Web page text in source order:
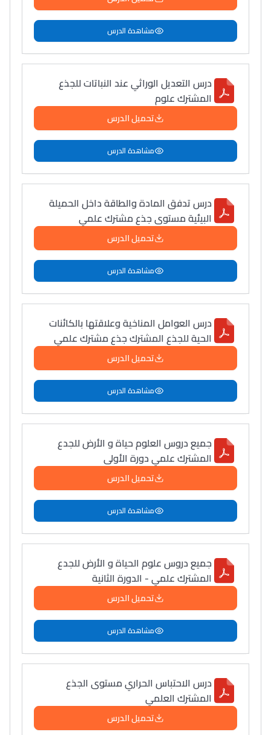
سامورا
بطلة المغرب فالقفز
الطولي، ملاك البردع
كتحكي على تجربتها
فالرّياضة و الدّراسة
مشاهدة الدرس
درس التعديل الوراثي عند النباتات للجذع
المشترك علوم
تحميل الدرس
مشاهدة الدرس
درس تدفق المادة والطاقة داخل الحميلة
البيئية مستوى جذع مشترك علمي
تحميل الدرس
مشاهدة الدرس
درس العوامل المناخية وعلاقتها بالكائنات
الحية للجذع المشترك جذع مشترك علمي
تحميل الدرس
مشاهدة الدرس
جميع دروس العلوم حياة و الأرض للجدع
المشترك علمي دورة الأولى
تحميل الدرس
مشاهدة الدرس
جميع دروس علوم الحياة و الأرض للجدع
المشترك علمي - الدورة الثانية
تحميل الدرس
مشاهدة الدرس
درس الاحتباس الحراري مستوى الجذع
المشترك العلمي
تحميل الدرس